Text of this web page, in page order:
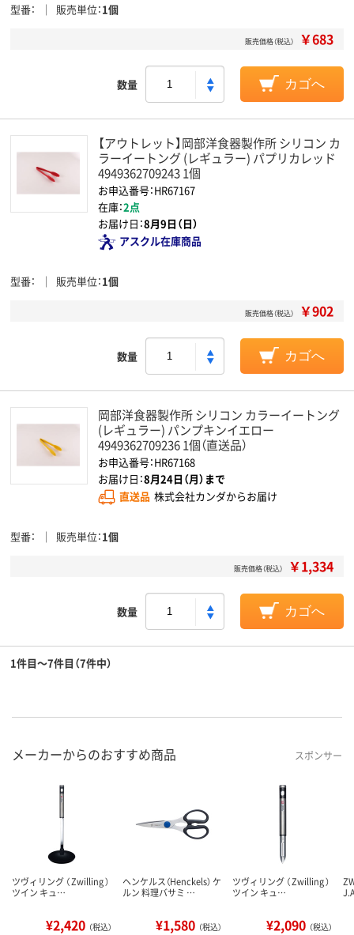
型番 販売単位 1個
販売価格（税込） ￥683
数量 カゴへ
【アウトレット】岡部洋食器製作所 シリコン カ
ラーイートング (レギュラー) パプリカレッド
4949362709243 1個
お申込番号：HR67167
在庫：2点
お届け日：8月9日（日）
アスクル在庫商品
型番 販売単位 1個
販売価格（税込） ￥902
数量 カゴへ
岡部洋食器製作所 シリコン カラーイートング
(レギュラー) パンプキンイエロー
4949362709236 1個（直送品）
お申込番号：HR67168
お届け日：8月24日（月）まで
直送品 株式会社カンダからお届け
型番 販売単位 1個
販売価格（税込） ￥1,334
数量 カゴへ
1件目～7件目（7件中）
メーカーからのおすすめ商品 スポンサー
ツヴィリング （ Zwilling ）
ツイン キュ…
¥2,420 （税込）
ヘンケルス（Henckels） ケ
ルン 料理バサミ …
¥1,580 （税込）
ツヴィリング （ Zwilling ）
ツイン キュ…
¥2,090 （税込）